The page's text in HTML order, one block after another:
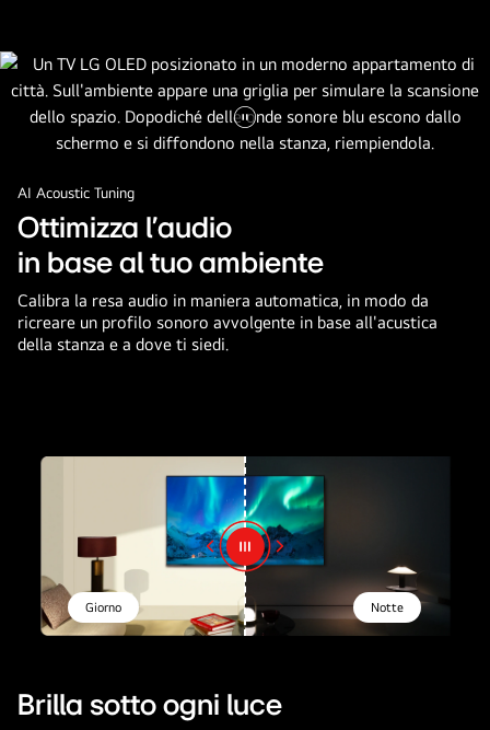
Metti
pausa.
AI Acoustic Tuning
Ottimizza l'audio
in base al tuo ambiente
Calibra la resa audio in maniera automatica, in modo da
ricreare un profilo sonoro avvolgente in base all'acustica
della stanza e a dove ti siedi.
Notte
Giorno
Brilla sotto ogni luce